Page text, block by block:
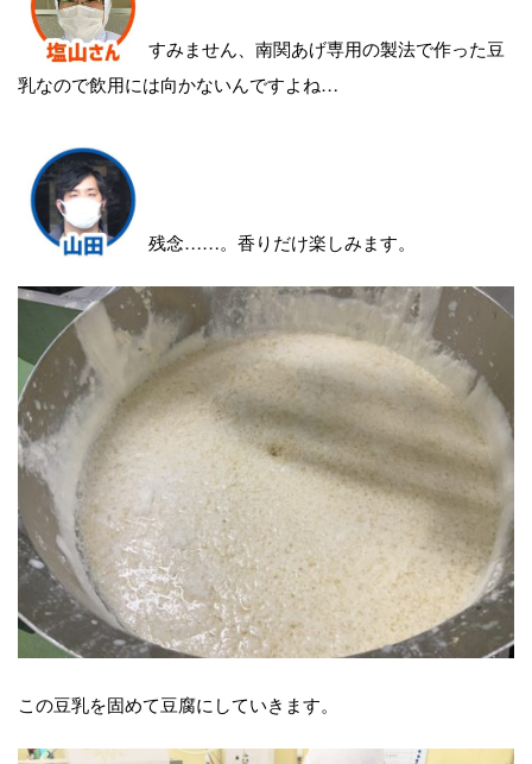
すみません、南関あげ専用の製法で作った豆
乳なので飲用には向かないんですよね…
残念……。香りだけ楽しみます。
この豆乳を固めて豆腐にしていきます。